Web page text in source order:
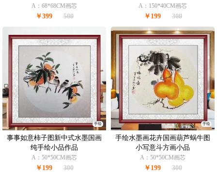
A：68*68CM画芯
￥399 500
A：150*40CM画芯
￥199 300
手绘
事事如意柿子图新中式水墨国画
纯手绘小品作品
A：50*50CM画芯
￥199 300
手绘
手绘水墨画花卉国画葫芦蜗牛图
小写意斗方画小品
A：50*50CM画芯
￥199 300